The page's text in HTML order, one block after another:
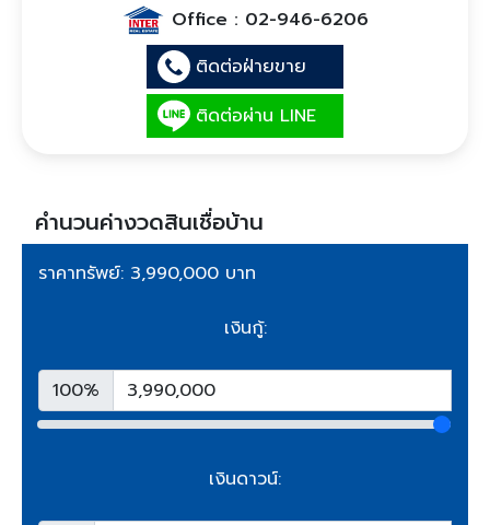
Office : 02-946-6206
ติดต่อฝ่ายขาย
ติดต่อผ่าน LINE
คำนวนค่างวดสินเชื่อบ้าน
ราคาทรัพย์: 3,990,000 บาท
เงินกู้:
100%
เงินดาวน์: